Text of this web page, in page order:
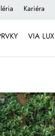
Kariéra
VIA LUX